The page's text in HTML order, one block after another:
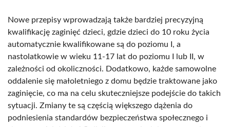
Nowe przepisy wprowadzają także bardziej precyzyjną
kwalifikację zaginięć dzieci, gdzie dzieci do 10 roku życia
automatycznie kwalifikowane są do poziomu I, a
nastolatkowie w wieku 11-17 lat do poziomu I lub II, w
zależności od okoliczności. Dodatkowo, każde samowolne
oddalenie się małoletniego z domu będzie traktowane jako
zaginięcie, co ma na celu skuteczniejsze podejście do takich
sytuacji. Zmiany te są częścią większego dążenia do
podniesienia standardów bezpieczeństwa społecznego i